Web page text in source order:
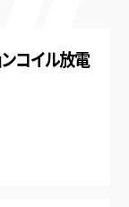
コイル放電